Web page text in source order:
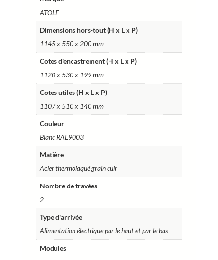
BTT50CBL
ATOLE
Dimensions hors-tout (H x L x P)
1145 x 550 x 200 mm
Cotes d'encastrement (H x L x P)
1120 x 530 x 199 mm
Cotes utiles (H x L x P)
1107 x 510 x 140 mm
Couleur
Blanc RAL9003
Matière
Acier thermolaqué grain cuir
Nombre de travées
2
Type d'arrivée
Alimentation électrique par le haut et par le bas
Modules